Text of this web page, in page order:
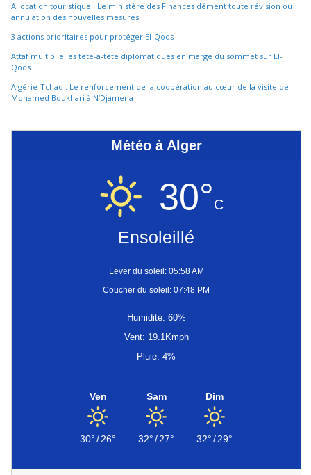
Allocation touristique : Le ministère des Finances dément toute révision ou
annulation des nouvelles mesures
3 actions prioritaires pour protéger El-Qods
Attaf multiplie les tête-à-tête diplomatiques en marge du sommet sur El-
Qods
Algérie-Tchad : Le renforcement de la coopération au cœur de la visite de
Mohamed Boukhari à N’Djamena
Météo à Alger
30°C
Ensoleillé
Lever du soleil: 05:58 AM
Coucher du soleil: 07:48 PM
Humidité: 60%
Vent: 19.1Kmph
Pluie: 4%
Ven
30°/26°
Sam
32°/27°
Dim
32°/29°